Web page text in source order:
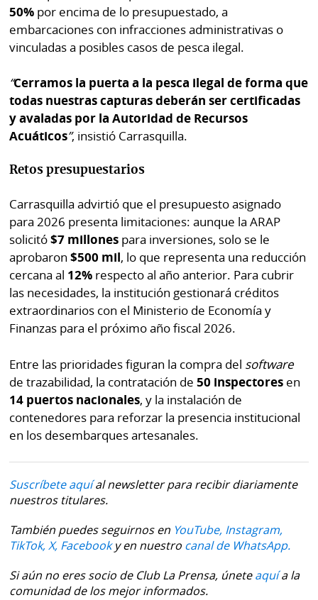
50% por encima de lo presupuestado, a
embarcaciones con infracciones administrativas o
vinculadas a posibles casos de pesca ilegal.
“Cerramos la puerta a la pesca ilegal de forma que
todas nuestras capturas deberán ser certificadas
y avaladas por la Autoridad de Recursos
Acuáticos”, insistió Carrasquilla.
Retos presupuestarios
Carrasquilla advirtió que el presupuesto asignado
para 2026 presenta limitaciones: aunque la ARAP
solicitó$7 millones para inversiones, solo se le
aprobaron$500 mil, lo que representa una reducción
cercana al 12% respecto al año anterior. Para cubrir
las necesidades, la institución gestionará créditos
extraordinarios con el Ministerio de Economía y
Finanzas para el próximo año fiscal 2026.
Entre las prioridades figuran la compra del software
de trazabilidad, la contratación de50 inspectores en
14 puertos nacionales, y la instalación de
contenedores para reforzar la presencia institucional
en los desembarques artesanales.
Suscríbete aquíal newsletter para recibir diariamente
nuestros titulares.
También puedes seguirnos en YouTube, Instagram,
TikTok, X, Facebooky en nuestro canal de WhatsApp.
Si aún no eres socio de Club La Prensa, úneteaquía la
comunidad de los mejor informados.